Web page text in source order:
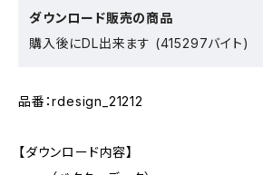
ダウンロード販売の商品
購入後にDL出来ます (415297バイト)
品番：rdesign_21212
【ダウンロード内容】